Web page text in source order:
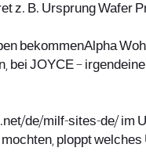
z. B. Ursprung
bekommenAlpha
JOYCE –
de/milf-sites-de/ im
ploppt